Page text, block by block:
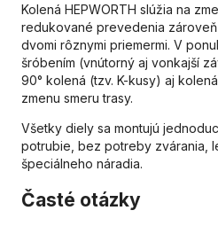
Kolená HEPWORTH slúžia na
redukované prevedenia
dvomi rôznymi priemermi. V
šróbením (vnútorný aj vonkajší
90° kolená (tzv. K-kusy) aj
zmenu smeru trasy.
Všetky diely sa montujú
potrubie, bez potreby zvárania,
špeciálneho náradia.
Časté otázky